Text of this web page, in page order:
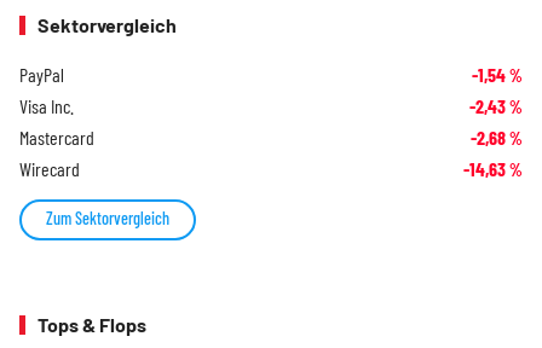
Sektorvergleich
PayPal -1,54%
Visa Inc. -2,43%
Mastercard -2,68%
Wirecard -14,63%
Zum Sektorvergleich
Tops & Flops